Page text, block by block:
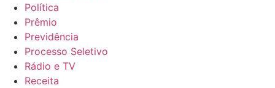
Política
Prêmio
Previdência
Processo Seletivo
Rádio e TV
Receita